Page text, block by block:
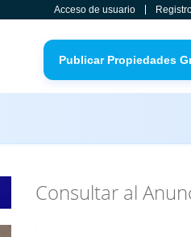
Acceso de usuario
Publicar Propiedades
Consultar al